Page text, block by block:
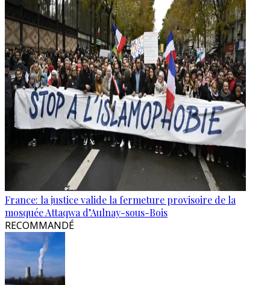
France: la justice valide la fermeture provisoire de la
mosquée Attaqwa d’Aulnay-sous-Bois
RECOMMANDÉ